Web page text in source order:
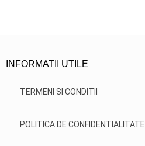
INFORMATII UTILE
TERMENI SI CONDITII
POLITICA DE CONFIDENTIALITATE